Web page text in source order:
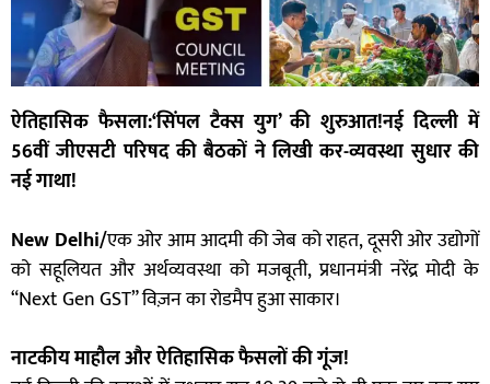
ऐतिहासिक फैसला:‘सिंपल टैक्स युग’ की शुरुआत!नई दिल्ली में
56वीं जीएसटी परिषद की बैठकों ने लिखी कर-व्यवस्था सुधार की
नई गाथा!
New Delhi/एक ओर आम आदमी की जेब को राहत, दूसरी ओर उद्योगों
को सहूलियत और अर्थव्यवस्था को मजबूती, प्रधानमंत्री नरेंद्र मोदी के
“Next Gen GST” विज़न का रोडमैप हुआ साकार।
नाटकीय माहौल और ऐतिहासिक फैसलों की गूंज!